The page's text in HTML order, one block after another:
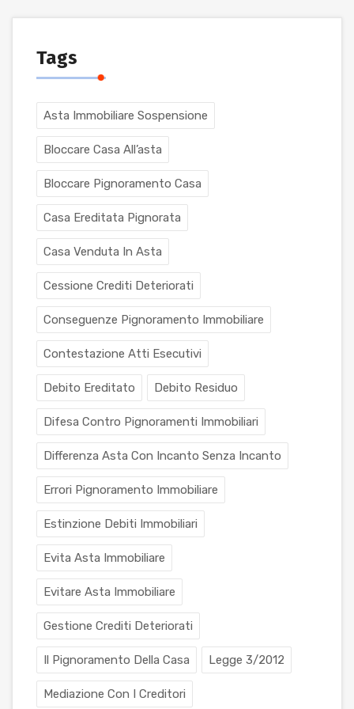
Tags
Asta Immobiliare Sospensione
Bloccare Casa All’asta
Bloccare Pignoramento Casa
Casa Ereditata Pignorata
Casa Venduta In Asta
Cessione Crediti Deteriorati
Conseguenze Pignoramento Immobiliare
Contestazione Atti Esecutivi
Debito Ereditato Debito Residuo
Difesa Contro Pignoramenti Immobiliari
Differenza Asta Con Incanto Senza Incanto
Errori Pignoramento Immobiliare
Estinzione Debiti Immobiliari
Evita Asta Immobiliare
Evitare Asta Immobiliare
Gestione Crediti Deteriorati
Il Pignoramento Della Casa Legge 3/2012
Mediazione Con I Creditori